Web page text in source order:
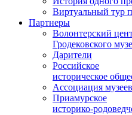
Виртуальный тур
Партнеры
Волонтерский
Гродековского
Дарители
Российское
историческое
Ассоциация
Приамурское
историко-